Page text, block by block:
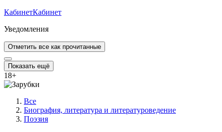
КабинетКабинет
Уведомления
Отметить все как прочитанные
Показать ещё
18+
Все
Биография, литература и литературоведение
Поэзия